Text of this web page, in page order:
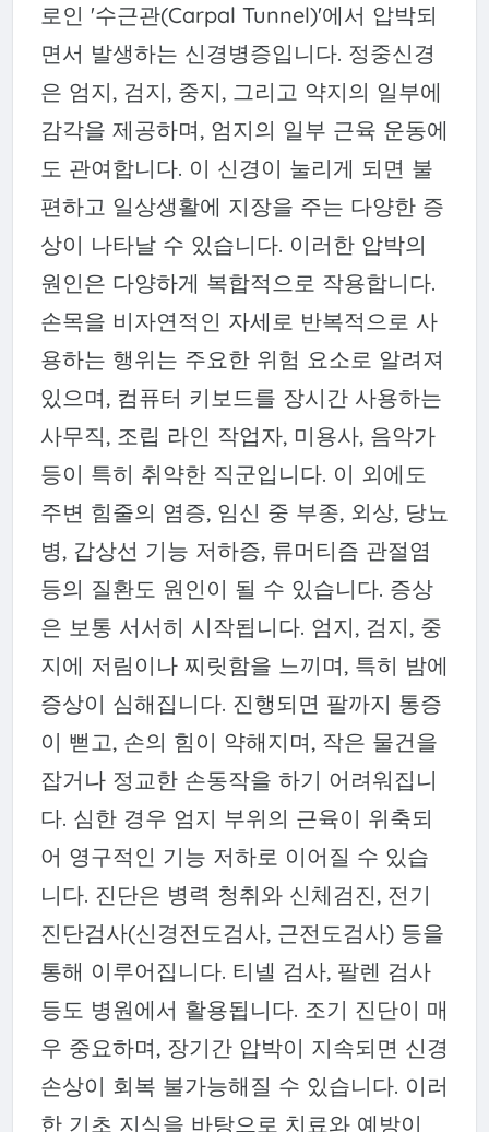
로인 '수근관(Carpal Tunnel)'에서 압박되
면서 발생하는 신경병증입니다. 정중신경
은 엄지, 검지, 중지, 그리고 약지의 일부에
감각을 제공하며, 엄지의 일부 근육 운동에
도 관여합니다. 이 신경이 눌리게 되면 불
편하고 일상생활에 지장을 주는 다양한 증
상이 나타날 수 있습니다. 이러한 압박의
원인은 다양하게 복합적으로 작용합니다.
손목을 비자연적인 자세로 반복적으로 사
용하는 행위는 주요한 위험 요소로 알려져
있으며, 컴퓨터 키보드를 장시간 사용하는
사무직, 조립 라인 작업자, 미용사, 음악가
등이 특히 취약한 직군입니다. 이 외에도
주변 힘줄의 염증, 임신 중 부종, 외상, 당뇨
병, 갑상선 기능 저하증, 류머티즘 관절염
등의 질환도 원인이 될 수 있습니다. 증상
은 보통 서서히 시작됩니다. 엄지, 검지, 중
지에 저림이나 찌릿함을 느끼며, 특히 밤에
증상이 심해집니다. 진행되면 팔까지 통증
이 뻗고, 손의 힘이 약해지며, 작은 물건을
잡거나 정교한 손동작을 하기 어려워집니
다. 심한 경우 엄지 부위의 근육이 위축되
어 영구적인 기능 저하로 이어질 수 있습
니다. 진단은 병력 청취와 신체검진, 전기
진단검사(신경전도검사, 근전도검사) 등을
통해 이루어집니다. 티넬 검사, 팔렌 검사
등도 병원에서 활용됩니다. 조기 진단이 매
우 중요하며, 장기간 압박이 지속되면 신경
손상이 회복 불가능해질 수 있습니다. 이러
한 기초 지식을 바탕으로 치료와 예방이